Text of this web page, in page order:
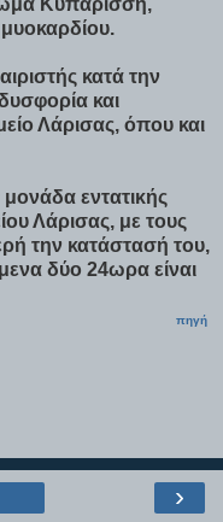
κατά την
και
Λάρισας, όπου και
εντατικής
Λάρισας, με τους
την κατάστασή του,
δύο 24ωρα είναι
πηγή
›